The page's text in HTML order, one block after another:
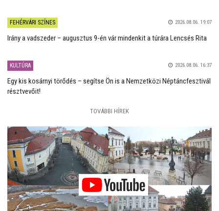
FEHÉRVÁRI SZÍNES 2026.08.06. 19:07
Irány a vadszeder – augusztus 9-én vár mindenkit a túrára Lencsés Rita
KULTÚRA 2026.08.06. 16:37
Egy kis kosárnyi törődés – segítse Ön is a Nemzetközi Néptáncfesztivál
résztvevőit!
TOVÁBBI HÍREK